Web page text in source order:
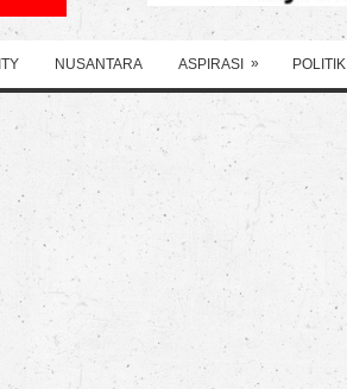
NUSANTARA ASPIRASI » POLITIK